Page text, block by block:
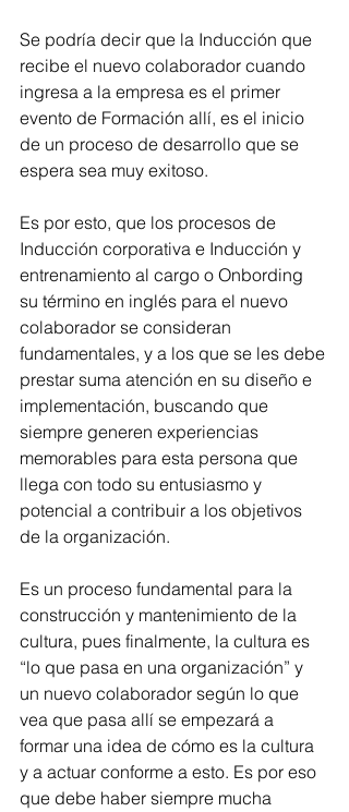
Se podría decir que la Inducción que
recibe el nuevo colaborador cuando
ingresa a la empresa es el primer
evento de Formación allí, es el inicio
de un proceso de desarrollo que se
espera sea muy exitoso.
Es por esto, que los procesos de
Inducción corporativa e Inducción y
entrenamiento al cargo o Onbording
su término en inglés para el nuevo
colaborador se consideran
fundamentales, y a los que se les debe
prestar suma atención en su diseño e
implementación, buscando que
siempre generen experiencias
memorables para esta persona que
llega con todo su entusiasmo y
potencial a contribuir a los objetivos
de la organización.
Es un proceso fundamental para la
construcción y mantenimiento de la
cultura, pues finalmente, la cultura es
“lo que pasa en una organización” y
un nuevo colaborador según lo que
vea que pasa allí se empezará a
formar una idea de cómo es la cultura
y a actuar conforme a esto. Es por eso
que debe haber siempre mucha